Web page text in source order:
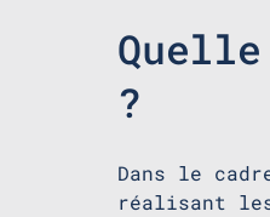
?
Dans le
réalisant